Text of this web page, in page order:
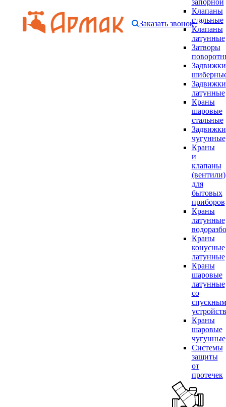
запорной
Клапаны
стальные
Клапаны
латунные
Затворы
Задвижки
Задвижки
латунные
Краны
шаровые
стальные
Задвижки
чугунные
Краны
и
клапаны
(вентили)
для
бытовых
приборов
Краны
латунные
Краны
конусные
латунные
Краны
шаровые
латунные
со
спускным
Краны
шаровые
чугунные
Системы
защиты
от
протечек
Заказать звонок